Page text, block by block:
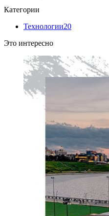
Категории
Технологии20
Это интересно